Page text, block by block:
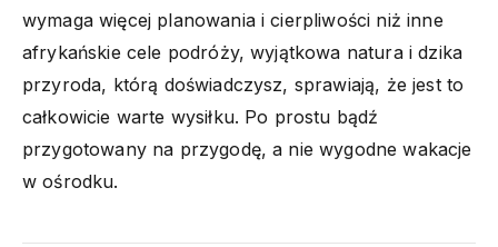
wymaga więcej planowania i cierpliwości niż inne
afrykańskie cele podróży, wyjątkowa natura i dzika
przyroda, którą doświadczysz, sprawiają, że jest to
całkowicie warte wysiłku. Po prostu bądź
przygotowany na przygodę, a nie wygodne wakacje
w ośrodku.